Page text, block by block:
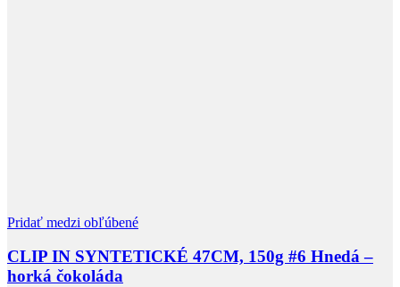
Pridať medzi obľúbené
CLIP IN SYNTETICKÉ 47CM, 150g #6 Hnedá –
horká čokoláda